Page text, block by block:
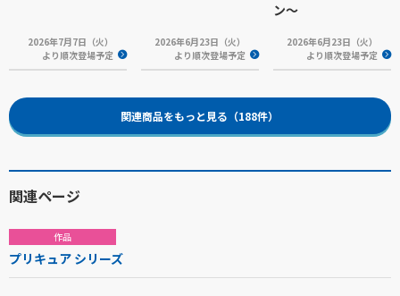
2026年7月7日（火）
より順次登場予定
2026年6月23日（火）
より順次登場予定
ン～
2026年6月23日（火）
より順次登場予定
関連商品をもっと見る（188件）
関連ページ
作品
プリキュア シリーズ